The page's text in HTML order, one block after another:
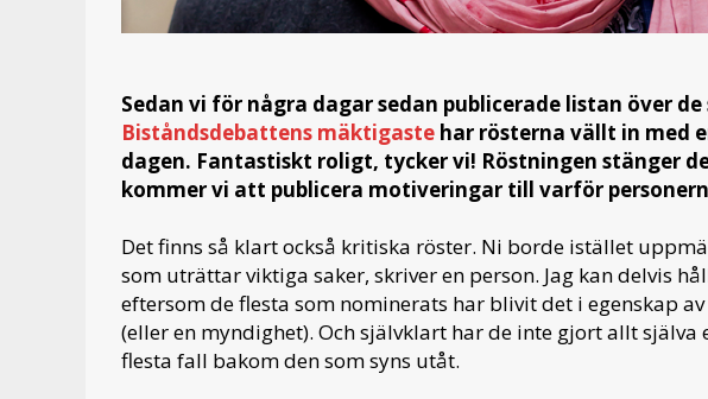
Sedan vi för några dagar sedan publicerade listan över
Biståndsdebattens mäktigaste har rösterna vällt in med
dagen. Fantastiskt roligt, tycker vi! Röstningen stänger
kommer vi att publicera motiveringar till varför
Det finns så klart också kritiska röster. Ni borde istället
som uträttar viktiga saker, skriver en person. Jag kan delvis
eftersom de flesta som nominerats har blivit det i egenskap
(eller en myndighet). Och självklart har de inte gjort allt själva
flesta fall bakom den som syns utåt.